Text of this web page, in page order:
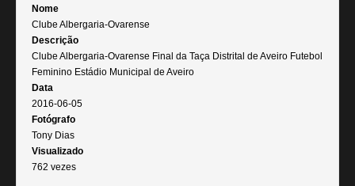
Nome
Clube Albergaria-Ovarense
Descrição
Clube Albergaria-Ovarense Final da Taça Distrital de Aveiro Futebol
Feminino Estádio Municipal de Aveiro
Data
2016-06-05
Fotógrafo
Tony Dias
Visualizado
762 vezes